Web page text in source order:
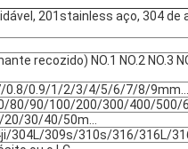
201stainless aço, 304 de
recozido) NO.1 NO.2 NO.3
0.8/0.9/1/2/3/4/5/6/7/8/9mm…
80/90/100/200/300/400/500/
30/40/50m…
304L/309s/310s/316/316L/